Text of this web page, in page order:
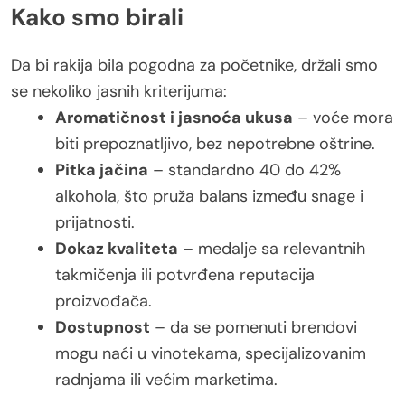
Kako smo birali
Da bi rakija bila pogodna za početnike, držali smo
se nekoliko jasnih kriterijuma:
Aromatičnost i jasnoća ukusa – voće mora
biti prepoznatljivo, bez nepotrebne oštrine.
Pitka jačina – standardno 40 do 42%
alkohola, što pruža balans između snage i
prijatnosti.
Dokaz kvaliteta – medalje sa relevantnih
takmičenja ili potvrđena reputacija
proizvođača.
Dostupnost – da se pomenuti brendovi
mogu naći u vinotekama, specijalizovanim
radnjama ili većim marketima.